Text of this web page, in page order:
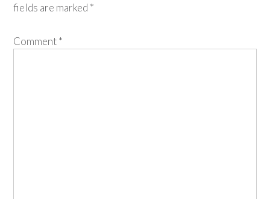
fields are marked *
Comment*